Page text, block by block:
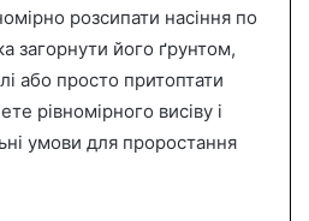
розсипати насіння по
загорнути його ґрунтом,
або просто притоптати
рівномірного висіву і
умови для проростання